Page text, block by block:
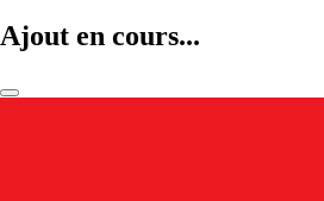
Ajout en cours...